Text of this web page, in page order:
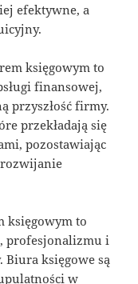
efektywne, a
księgowym to
finansowej,
przyszłość firmy.
przekładają się
pozostawiając
rozwijanie
księgowym to
profesjonalizmu i
księgowe są
w